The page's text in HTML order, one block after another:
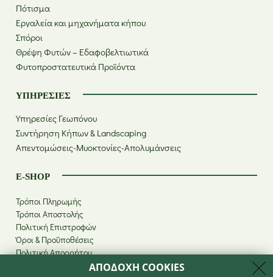
Πότισμα
Εργαλεία και μηχανήματα κήπου
Σπόροι
Θρέψη Φυτών – Εδαφοβελτιωτικά
Φυτοπροστατευτικά Προϊόντα
ΥΠΗΡΕΣΊΕΣ
Υπηρεσίες Γεωπόνου
Συντήρηση Κήπων & Landscaping
Απεντομώσεις-Μυοκτονίες-Απολυμάνσεις
E-SHOP
Τρόποι Πληρωμής
Τρόποι Αποστολής
Πολιτική Επιστροφών
Όροι & Προϋποθέσεις
Πολιτική Απορρήτου
ΑΠΟΔΟΧΗ COOKIES